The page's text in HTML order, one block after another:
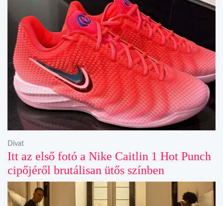
Itt az első fotó a Nike Caitlin 1 Hot Punch
cipőjéről brutálisan ütős színben
Divat